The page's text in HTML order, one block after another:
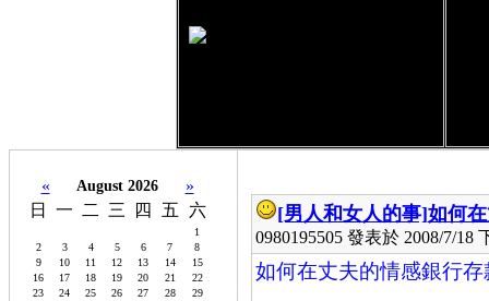
« August 2026
»
日
一 二 三 四 五 六
1
2
3 4 5 6 7
8
9
10 11 12 13 14
15
16
17 18 19 20 21
22
23
24 25 26 27 28
29
[男人和女人的事]如何
0980195505 發表於 2008/7/18
如何在丈夫的情感銀行存